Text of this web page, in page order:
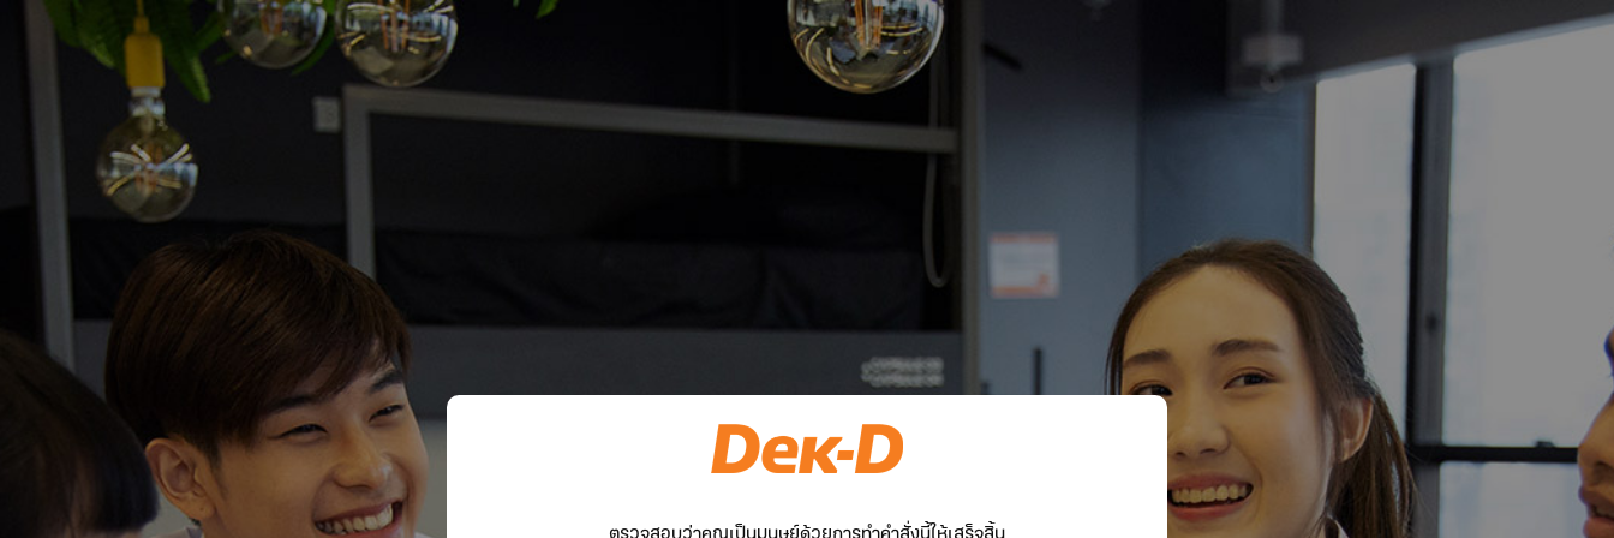
ตรวจสอบว่าคุณเป็นมนุษย์ด้วยการทำคำสั่งนี้ให้เสร็จสิ้น